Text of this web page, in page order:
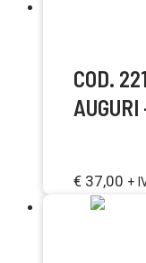
COD.
€37,00 +